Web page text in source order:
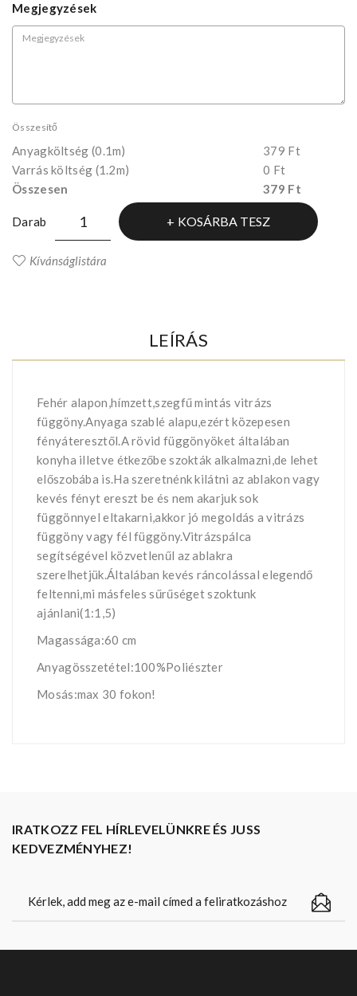
Megjegyzések
Összesítő
Anyagköltség (0.1m)
379 Ft
Varrás költség (1.2m)
0 Ft
Összesen
379 Ft
Darab KOSÁRBA TESZ
Kívánságlistára
LEÍRÁS
Fehér alapon,hímzett,szegfű mintás vitrázs
függöny.Anyaga szablé alapu,ezért közepesen
fényáteresztől.A rövid függönyöket általában
konyha illetve étkezőbe szokták alkalmazni,de lehet
előszobába is.Ha szeretnénk kilátni az ablakon vagy
kevés fényt ereszt be és nem akarjuk sok
függönnyel eltakarni,akkor jó megoldás a vitrázs
függöny vagy fél függöny.Vitrázspálca
segítségével közvetlenűl az ablakra
szerelhetjük.Általában kevés ráncolással elegendő
feltenni,mi másfeles sűrűséget szoktunk
ajánlani(1:1,5)
Magassága:60 cm
Anyagösszetétel:100%Poliészter
Mosás:max 30 fokon!
IRATKOZZ FEL HÍRLEVELÜNKRE ÉS JUSS
KEDVEZMÉNYHEZ!